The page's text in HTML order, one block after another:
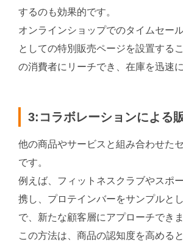
するのも効果的です。
オンラインショップでのタイムセー
としての特別販売ページを設置する
の消費者にリーチでき、在庫を迅速
3:コラボレーションによる
他の商品やサービスと組み合わせた
です。
例えば、フィットネスクラブやスポ
携し、プロテインバーをサンプルと
で、新たな顧客層にアプローチできま
この方法は、商品の認知度を高める